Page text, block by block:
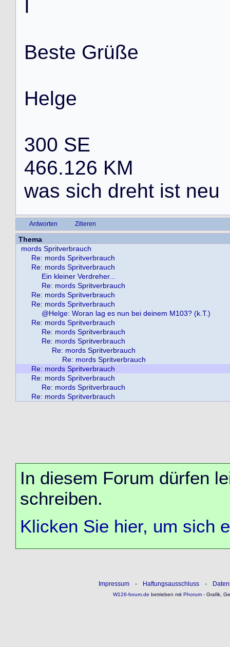
I
Beste Grüße
Helge
300 SE
466.126 KM
was sich dreht ist neu
Antworten Zitieren
Thema
mords Spritverbrauch
Re: mords Spritverbrauch
Re: mords Spritverbrauch
Ein kleiner Verdreher...
Re: mords Spritverbrauch
Re: mords Spritverbrauch
Re: mords Spritverbrauch
@Helge: Woran lag es nun bei deinem M103? (k.T.)
Re: mords Spritverbrauch
Re: mords Spritverbrauch
Re: mords Spritverbrauch
Re: mords Spritverbrauch
Re: mords Spritverbrauch
Re: mords Spritverbrauch
Re: mords Spritverbrauch
Re: mords Spritverbrauch
Re: mords Spritverbrauch
In diesem Forum dürfen
schreiben.
Klicken Sie hier, um sich
Impressum - Haftungsausschluss -
W126-forum.de betrieben mitPhorum- Grafik,